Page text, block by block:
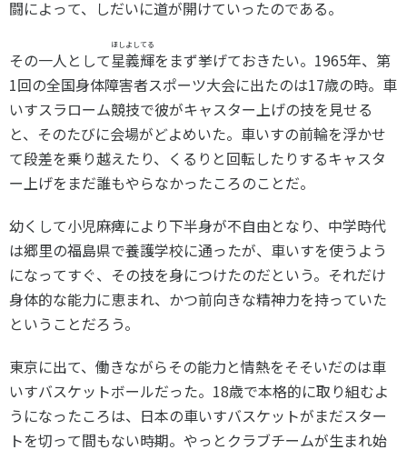
メールマガジン
「SSFニュース」
会員登録
アクセス
個人情報保護方針
© 2020
子どものスポーツ
障害者スポーツ
スポーツによるまちづくり
スポーツ・ガバナンス
スポーツボランティア
スポーツ政策・予算
健康とスポーツ
社会づくり
自治体との連携
スポーツ振興団体との連携
【動画】スポーツでアクティブなまちづくり
闘によって、しだいに道が開けていったのである。
その一人として星義輝
ほしよしてる
をまず挙げておきたい。1965年、第
1回の全国身体障害者スポーツ大会に出たのは17歳の時。車
いすスラローム競技で彼がキャスター上げの技を見せる
と、そのたびに会場がどよめいた。車いすの前輪を浮かせ
て段差を乗り越えたり、くるりと回転したりするキャスタ
ー上げをまだ誰もやらなかったころのことだ。
幼くして小児麻痺により下半身が不自由となり、中学時代
は郷里の福島県で養護学校に通ったが、車いすを使うよう
になってすぐ、その技を身につけたのだという。それだけ
身体的な能力に恵まれ、かつ前向きな精神力を持っていた
ということだろう。
東京に出て、働きながらその能力と情熱をそそいだのは車
いすバスケットボールだった。18歳で本格的に取り組むよ
うになったころは、日本の車いすバスケットがまだスター
トを切って間もない時期。やっとクラブチームが生まれ始